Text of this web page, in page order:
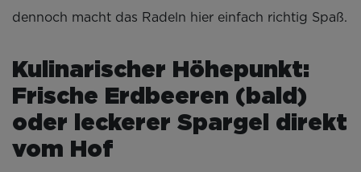
dennoch macht das Radeln hier einfach richtig Spaß.
Kulinarischer Höhepunkt:
Frische Erdbeeren (bald)
oder leckerer Spargel direkt
vom Hof